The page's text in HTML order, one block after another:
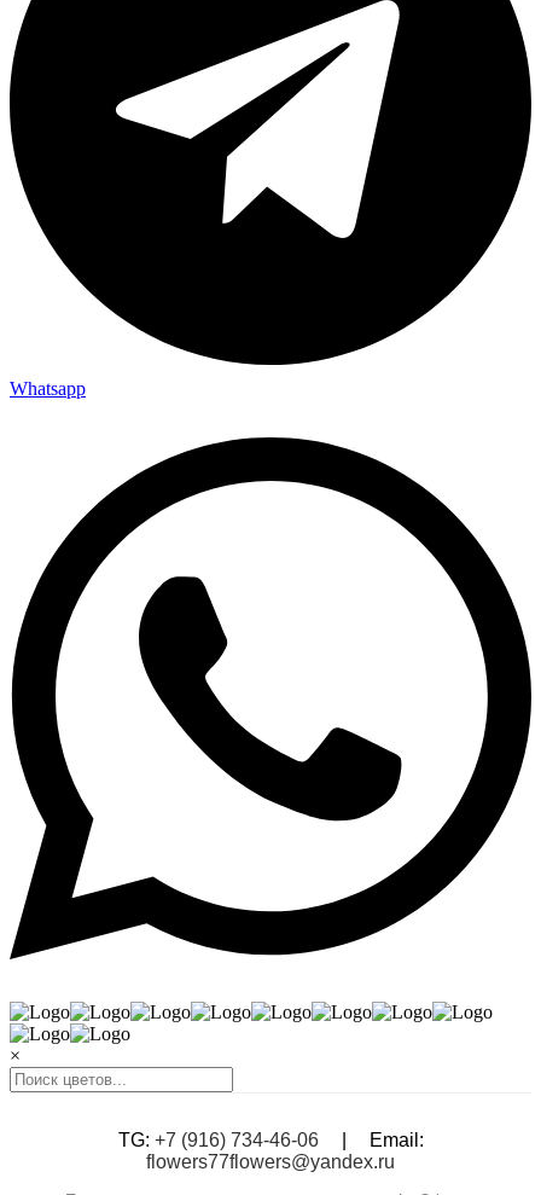
Whatsapp
×
TG: +7 (916) 734-46-06
Email:
flowers77flowers@yandex.ru